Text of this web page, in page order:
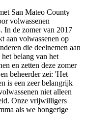
San Mateo County
volwassenen
In de zomer van 2017
aan volwassenen op
die deelnemen aan
belang van het
en zetten deze zomer
beheerder zei: 'Het
is een zeer belangrijk
niet alleen
Onze vrijwilligers
als we hongerige